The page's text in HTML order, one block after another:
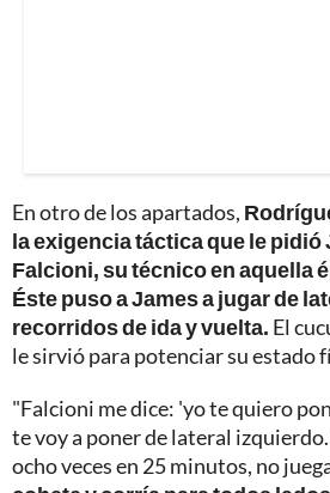
En otro de los apartados,
la exigencia táctica que le pidió
Falcioni, su técnico en aquella
Éste puso a James a jugar de
recorridos de ida y vuelta. El
le sirvió para potenciar su estado
"Falcioni me dice: 'yo te quiero
te voy a poner de lateral izquierdo.
ocho veces en 25 minutos, no